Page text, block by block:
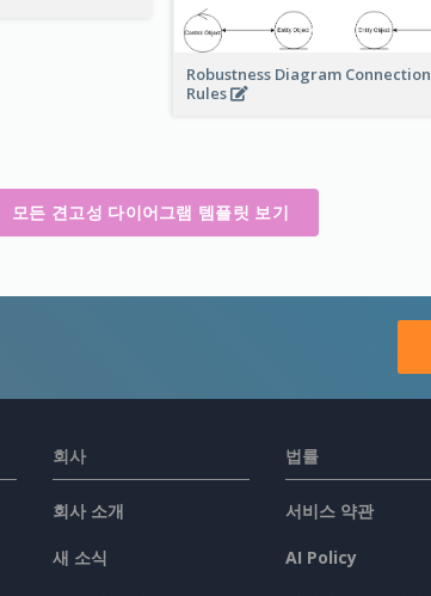
Robustness Diagram Connection
Rules
모든 견고성 다이어그램 템플릿 보기
회사
회사 소개
새 소식
법률
서비스 약관
AI Policy